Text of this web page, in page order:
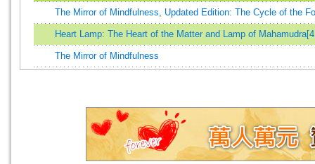
The Mirror of Mindfulness, Updated Edition: The Cycle of the
Heart Lamp: The Heart of the Matter and Lamp of
The Mirror of Mindfulness